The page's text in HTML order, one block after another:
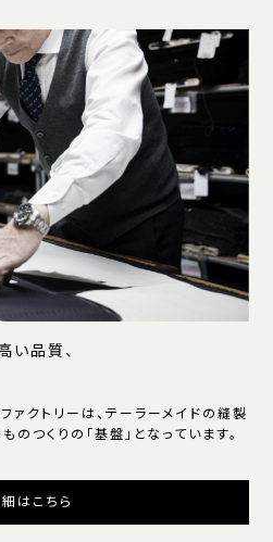
い品質、
クトリーは、テーラーメイドの縫製
のつくりの「基盤」となっています。
はこちら